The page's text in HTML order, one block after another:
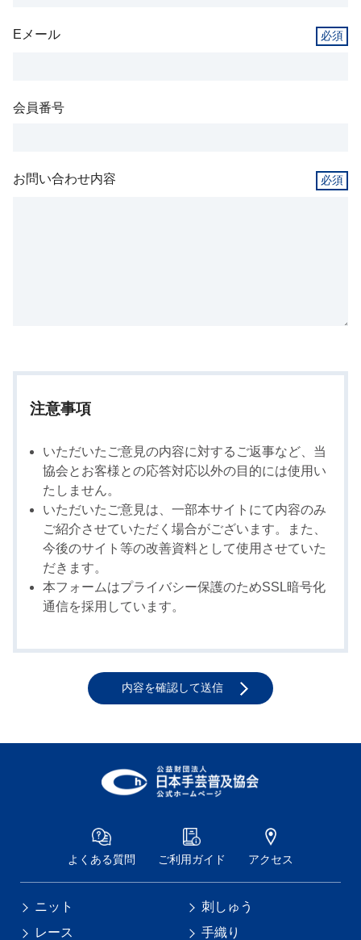
Eメール
会員番号
お問い合わせ内容
注意事項
いただいたご意見の内容に対するご返事など、当
協会とお客様との応答対応以外の目的には使用い
たしません。
いただいたご意見は、一部本サイトにて内容のみ
ご紹介させていただく場合がございます。また、
今後のサイト等の改善資料として使用させていた
だきます。
本フォームはプライバシー保護のためSSL暗号化
通信を採用しています。
内容を確認して送信
よくある質問 ご利用ガイド アクセス
ニット
刺しゅう
レース
手織り